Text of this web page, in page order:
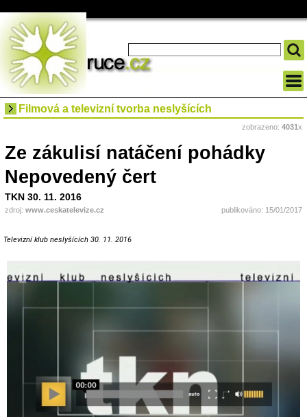
Filmová a televizní tvorba neslyšících
zobrazeno: 4031x
Ze zákulisí natáčení pohádky
Nepovedený čert
TKN 30. 11. 2016
zdroj: www.ceskatelevize.cz publikováno: 15/01/2017
Televizní klub neslyšících 30. 11. 2016